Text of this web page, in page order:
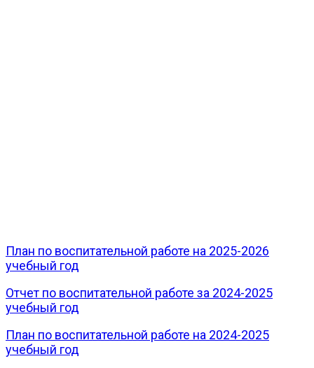
План по воспитательной работе на 2025-2026
учебный год
Отчет по воспитательной работе за 2024-2025
учебный год
План по воспитательной работе на 2024-2025
учебный год